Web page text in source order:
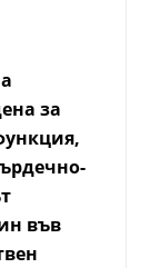
за
във